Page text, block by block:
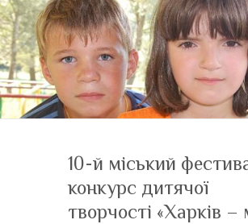
10-й міський
конкурс дитячої
творчості «Харків –